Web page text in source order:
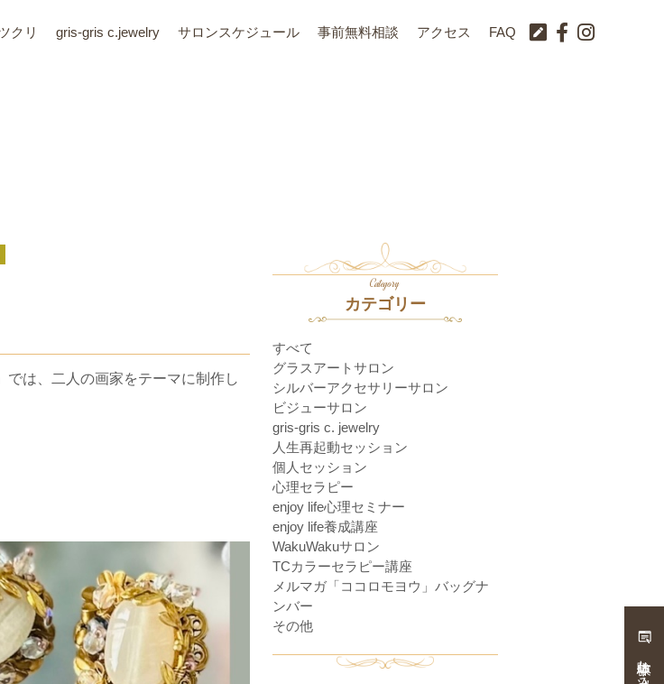
クリ gris-gris c.jewelry サロンスケジュール 事前無料相談 アクセス FAQ
は、二人の画家をテーマに制作し
Category
カテゴリー
すべて
グラスアートサロン
シルバーアクセサリーサロン
ビジューサロン
gris-gris c. jewelry
人生再起動セッション
個人セッション
心理セラピー
enjoy life心理セミナー
enjoy life養成講座
WakuWakuサロン
TCカラーセラピー講座
メルマガ「ココロモヨウ」バッグナ
ンバー
その他
体験申し込み